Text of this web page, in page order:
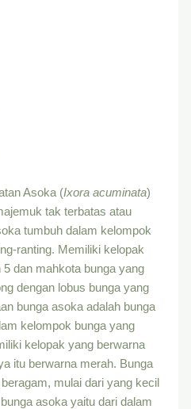
Asoka (Ixora acuminata)
tak terbatas atau
tumbuh dalam kelompok
ranting. Memiliki kelopak
dan mahkota bunga yang
dengan lobus bunga yang
bunga asoka adalah bunga
kelompok bunga yang
kelopak yang berwarna
itu berwarna merah. Bunga
mulai dari yang kecil
asoka yaitu dari dalam